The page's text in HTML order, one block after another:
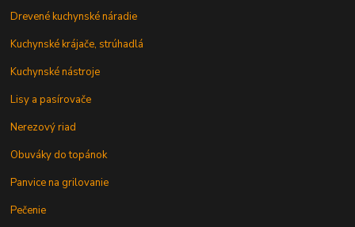
Drevené kuchynské náradie
Kuchynské krájače, strúhadlá
Kuchynské nástroje
Lisy a pasírovače
Nerezový riad
Obuváky do topánok
Panvice na grilovanie
Pečenie